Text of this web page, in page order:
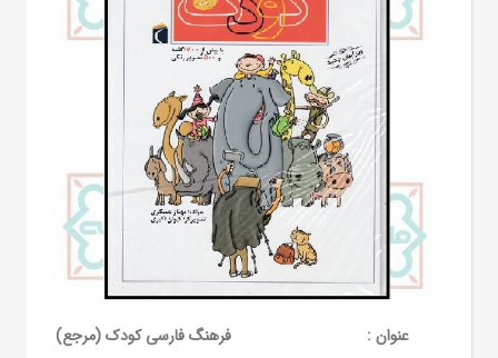
عنوان :
فرهنگ فارسی کودک (مرجع)